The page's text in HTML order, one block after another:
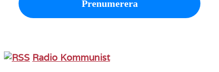
Radio Kommunist